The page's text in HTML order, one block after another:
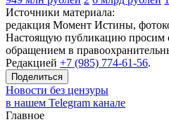
Источники материала:
редакция Момент Истины,
Настоящую публикацию просим
обращением в
Редакцией +7 (985) 774-61-56.
Поделиться
Новости без цензуры
в нашем Telegram канале
Главное